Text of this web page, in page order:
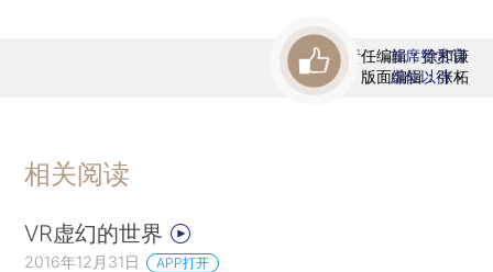
责任编辑：徐和谦
版面编辑：张柘
首席赞赏官
虚位以待
相关阅读
VR虚幻的世界
2016年12月31日 APP打开